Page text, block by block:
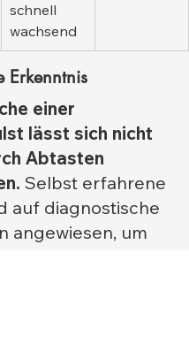
schnell
wachsend
Erkenntnis
einer
lässt sich nicht
Abtasten
Selbst erfahrene
auf diagnostische
angewiesen, um